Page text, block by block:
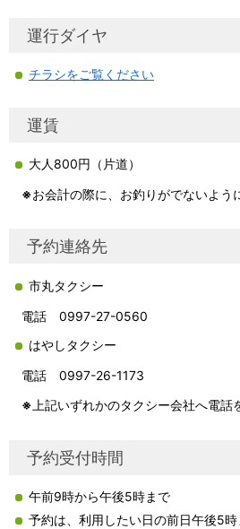
運行ダイヤ
チラシをご覧ください
運賃
大人800円（片道）
※お会計の際に、お釣りがでないよう
予約連絡先
市丸タクシー
電話 0997-27-0560
はやしタクシー
電話 0997-26-1173
※ 上記いずれかのタクシー会社へ電話
予約受付時間
午前9時から午後5時まで
予約は、利用したい日の前日午後5時